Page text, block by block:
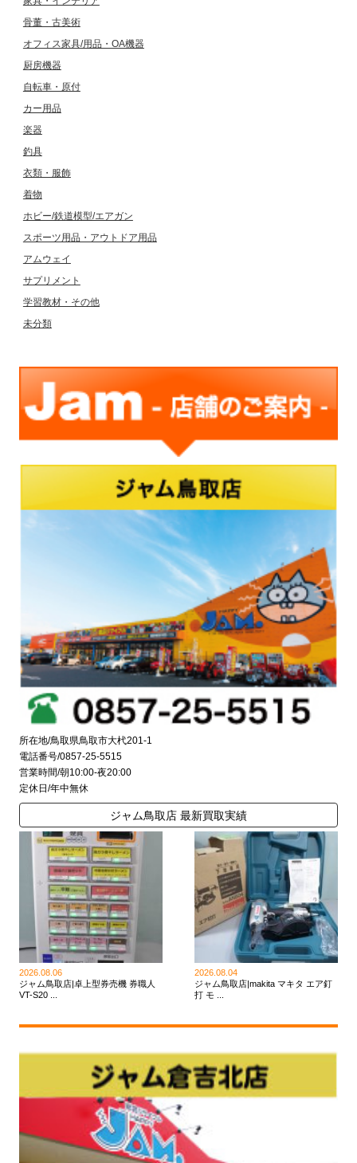
骨董・古美術
オフィス家具/用品・OA機器
厨房機器
自転車・原付
カー用品
楽器
釣具
衣類・服飾
着物
ホビー/鉄道模型/エアガン
スポーツ用品・アウトドア用品
アムウェイ
サプリメント
学習教材・その他
未分類
所在地/鳥取県鳥取市大杙201-1
電話番号/0857-25-5515
営業時間/朝10:00-夜20:00
定休日/年中無休
ジャム鳥取店 最新買取実績
2026.08.06
ジャム鳥取店|卓上型券売機 券職人
VT-S20 ...
2026.08.04
ジャム鳥取店|makita マキタ エア釘
打 モ ...